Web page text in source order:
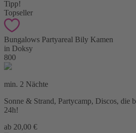
Tipp!
Topseller
Bungalows Partyareal Bily Kamen
in Doksy
800
min. 2 Nächte
Sonne & Strand, Partycamp, Discos, die
24h!
ab 20,00 €